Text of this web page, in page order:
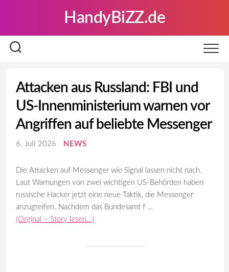
HandyBiZZ.de
Attacken aus Russland: FBI und
US-Innenministerium warnen vor
Angriffen auf beliebte Messenger
6. Juli 2026 NEWS
Die Attacken auf Messenger wie Signal lassen nicht nach.
Laut Warnungen von zwei wichtigen US-Behörden haben
russische Hacker jetzt eine neue Taktik, die Messenger
anzugreifen. Nachdem das Bundesamt f …
(Orginal – Story lesen…)